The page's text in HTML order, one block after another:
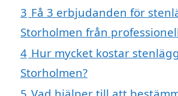
3 Få 3 erbjudanden för
Storholmen från
4 Hur mycket kostar
Storholmen?